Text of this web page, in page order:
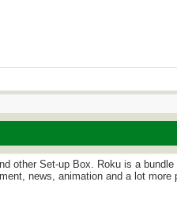
other Set-up Box. Roku is a
news, animation and a lot more